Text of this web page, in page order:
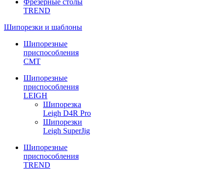
Фрезерные столы
TREND
Шипорезки и шаблоны
Шипорезные
приспособления
CMT
Шипорезные
приспособления
LEIGH
Шипорезка
Leigh D4R Pro
Шипорезки
Leigh SuperJig
Шипорезные
приспособления
TREND